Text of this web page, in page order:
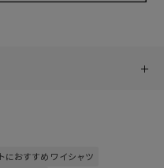
におすすめ ワイシャツ